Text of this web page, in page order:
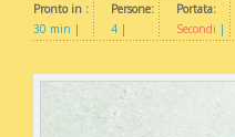
Pronto in :
30 min
Persone:
4
Portata:
Secondi